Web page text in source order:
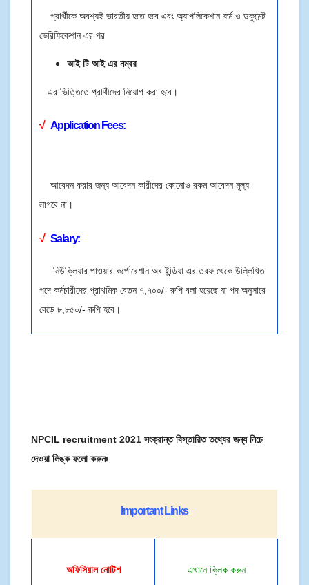
প্রার্থীকে অবশ্যই ভারতীয় হতে হবে এবং অ্যাপলিকেশান ফর্ম ও ডকুমেন্ট
ভেরিফিকেশান এর পর
আই টি আই এর নম্বর
এর ভিত্তিতে প্রার্থীদের নিয়োগ করা হবে।
√ Application Fees:
আবেদন করার জন্য আবেদন কারীদের কোনোও রকম আবেদন মূল্য
লাগবে না।
√ Salary:
নিউক্লিয়ার পাওয়ার কর্পোরেশান অব ইন্ডিয়া এর তরফ থেকে উল্লিখিত
পদে কর্মচারীদের প্রাথমিক বেতন ৭,৭০০/- রুপি বলা হয়েছে যা পদ অনুসারে
বেড়ে ৮,৮৫০/- রুপি হবে।
NPCIL recruitment 2021 সংক্রান্ত বিস্তারিত তথ্যের জন্য নিচে
দেওয়া লিঙ্ক ফলো করুনঃ
Important Links
অফিসিয়ালনোটিশ এখানে ক্লিক করুন